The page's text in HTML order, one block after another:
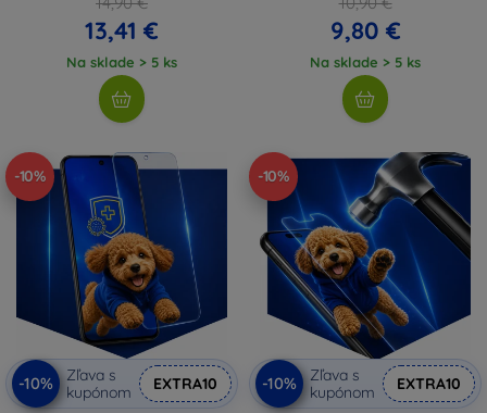
13,41 €
Na sklade > 5 ks
9,80 €
Na sklade > 5 ks
-10%
-10%
Zľava s
kupónom
EXTRA10
-10%
-10%
Zľava s
kupónom
EXTRA10